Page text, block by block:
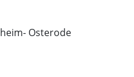
Osterode